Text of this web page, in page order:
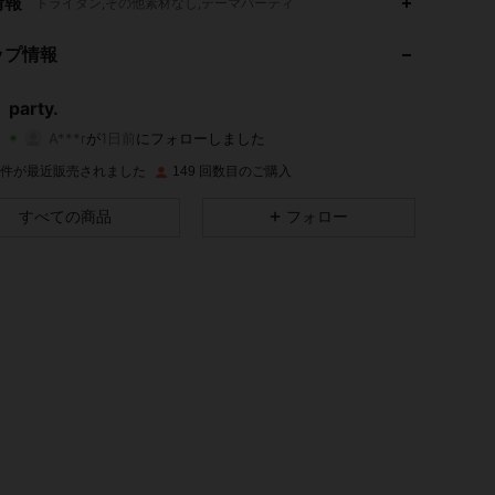
プ情報
party.
A***r
4.89 16 商品 92 フォロワー
が最近販売されました 149 回数目のご購入
すべての商品 フォロー